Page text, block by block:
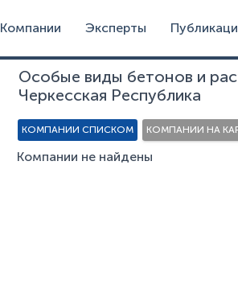
Компании Эксперты
Особые виды бетонов и
Черкесская Республика
КОМПАНИИ СПИСКОМ КОМПАНИИ НА
Компании не найдены